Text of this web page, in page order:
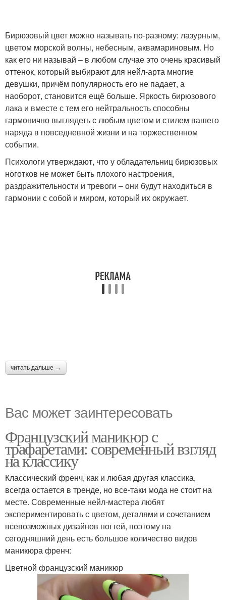
Бирюзовый цвет можно называть по-разному: лазурным,
цветом морской волны, небесным, аквамариновым. Но
как его ни называй – в любом случае это очень красивый
оттенок, который выбирают для нейл-арта многие
девушки, причём популярность его не падает, а
наоборот, становится ещё больше. Яркость бирюзового
лака и вместе с тем его нейтральность способны
гармонично выглядеть с любым цветом и стилем вашего
наряда в повседневной жизни и на торжественном
событии.
Психологи утверждают, что у обладательниц бирюзовых
ноготков не может быть плохого настроения,
раздражительности и тревоги – они будут находиться в
гармонии с собой и миром, который их окружает.
читать дальше →
Вас может заинтересовать
Французский маникюр с
трафаретами: современный взгляд
на классику
Классический френч, как и любая другая классика,
всегда остается в тренде, но все-таки мода не стоит на
месте. Современные нейл-мастера любят
экспериментировать с цветом, деталями и сочетанием
всевозможных дизайнов ногтей, поэтому на
сегодняшний день есть большое количество видов
маникюра френч:
Цветной французский маникюр